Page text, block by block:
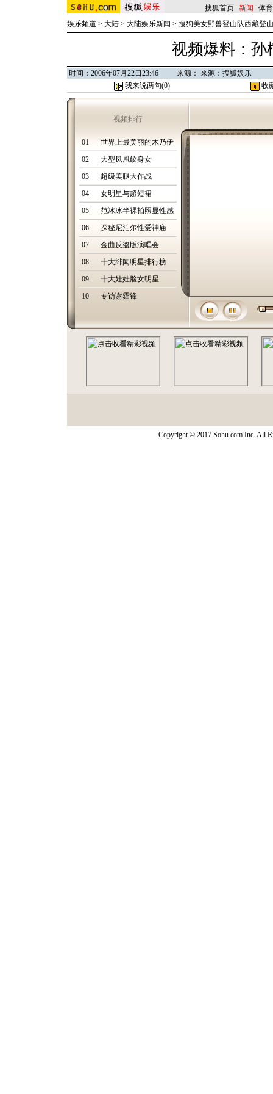
搜狐首页-新闻 -体育
娱乐频道 > 大陆 > 大陆娱乐新闻 > 搜狗美女野兽登山队西藏登
视频爆料：孙
时间：2006年07月22日23:46 来源： 来源：搜狐娱乐
我来说两句(0) 收
视频排行
01
世界上最美丽的木乃伊
02
大型凤凰纹身女
03
超级美腿大作战
04
女明星与超短裙
05
范冰冰半裸拍照显性感
06
探秘尼泊尔性爱神庙
07
金曲反盗版演唱会
08
十大绯闻明星排行榜
09
十大娃娃脸女明星
10
专访谢霆锋
Copyright © 2017 Sohu.com Inc. All